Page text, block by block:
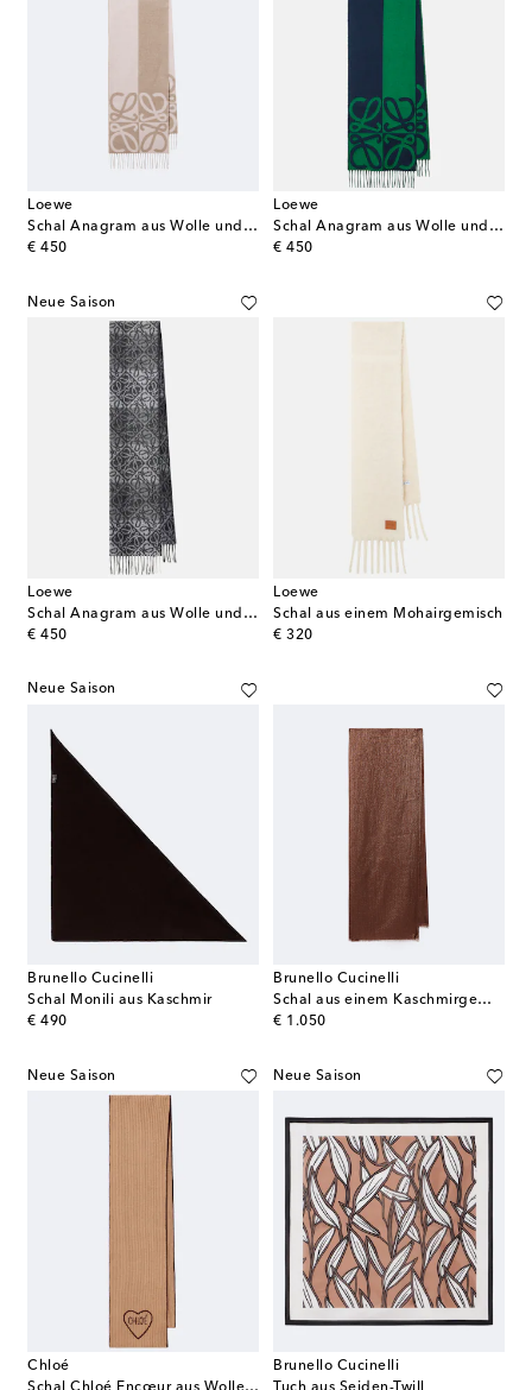
Loewe
Schal Anagram aus Wolle und Cashmere
€ 450
original price
Loewe
Schal Anagram aus Wolle und Kaschmir
€ 450
original price
Neue Saison
Loewe
Schal Anagram aus Wolle und Kaschmir
€ 450
original price
Loewe
Schal aus einem Mohairgemisch
€ 320
original price
Neue Saison
Brunello Cucinelli
Schal Monili aus Kaschmir
€ 490
original price
Brunello Cucinelli
Schal aus einem Kaschmirgemisch
€ 1.050
original price
Neue Saison
Chloé
Neue Saison
Brunello Cucinelli